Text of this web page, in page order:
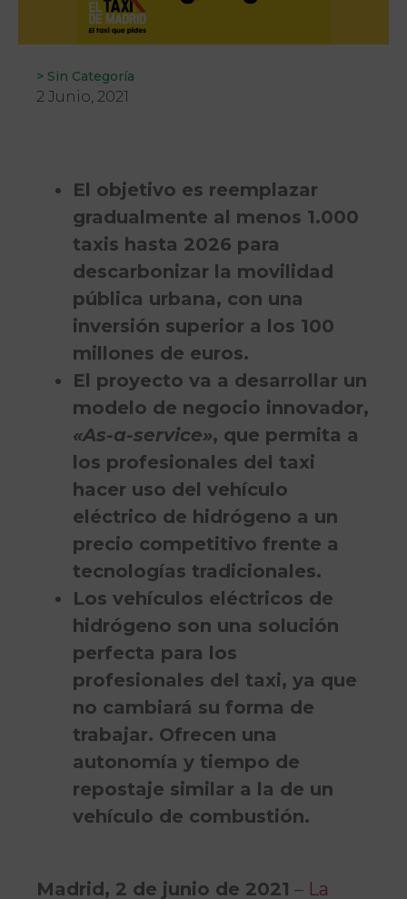
> Sin Categoría
2 Junio, 2021
El objetivo es reemplazar
gradualmente al menos 1.000
taxis hasta 2026 para
descarbonizar la movilidad
pública urbana, con una
inversión superior a los 100
millones de euros.
El proyecto va a desarrollar un
modelo de negocio innovador,
«As-a-service», que permita a
los profesionales del taxi
hacer uso del vehículo
eléctrico de hidrógeno a un
precio competitivo frente a
tecnologías tradicionales.
Los vehículos eléctricos de
hidrógeno son una solución
perfecta para los
profesionales del taxi, ya que
no cambiará su forma de
trabajar. Ofrecen una
autonomía y tiempo de
repostaje similar a la de un
vehículo de combustión.
Madrid, 2 de junio de 2021 – La